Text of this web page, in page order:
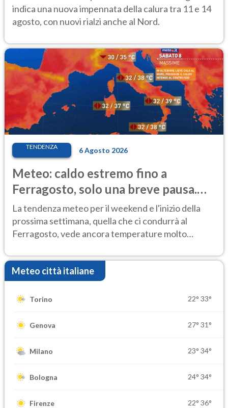
indica una nuova impennata della calura tra 11 e 14
agosto, con nuovi rialzi anche al Nord.
TENDENZA 6 Agosto 2026
Meteo: caldo estremo fino a
Ferragosto, solo una breve pausa.
Ecco dove
La tendenza meteo per il weekend e l'inizio della
prossima settimana, quella che ci condurrà al
Ferragosto, vede ancora temperature molto
Meteo città italiane
Torino 22° 33°
Genova 27° 31°
Milano 23° 34°
Bologna 24° 34°
Firenze 22° 36°